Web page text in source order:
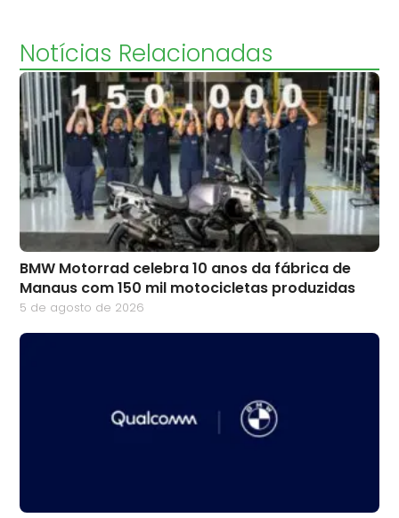
Notícias Relacionadas
BMW Motorrad celebra 10 anos da fábrica de
Manaus com 150 mil motocicletas produzidas
5 de agosto de 2026